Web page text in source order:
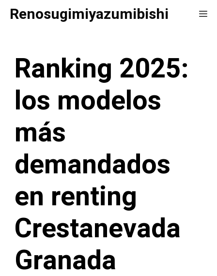
SaltarRenosugimiyazumibishi
Ranking 2025:
los modelos
más
demandados
en renting
Crestanevada
Granada